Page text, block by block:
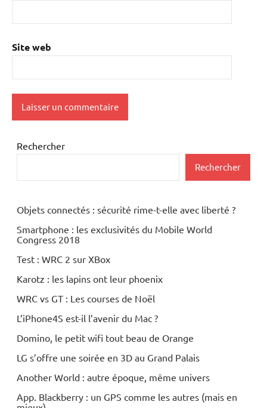
Site web
Rechercher
Rechercher
Objets connectés : sécurité rime-t-elle avec liberté ?
Smartphone : les exclusivités du Mobile World
Congress 2018
Test : WRC 2 sur XBox
Karotz : les lapins ont leur phoenix
WRC vs GT : Les courses de Noël
L’iPhone4S est-il l’avenir du Mac ?
Domino, le petit wifi tout beau de Orange
LG s’offre une soirée en 3D au Grand Palais
Another World : autre époque, même univers
App. Blackberry : un GPS comme les autres (mais en